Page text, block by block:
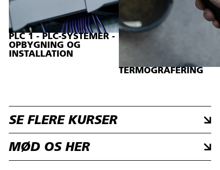
PLC 1 - PLC-SYSTEMER -
OPBYGNING OG
INSTALLATION
TERMOGRAFERING
SE FLERE KURSER
MØD OS HER